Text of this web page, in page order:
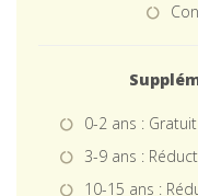
0-2 ans : Gratuit
3-9 ans :
10-15 ans :